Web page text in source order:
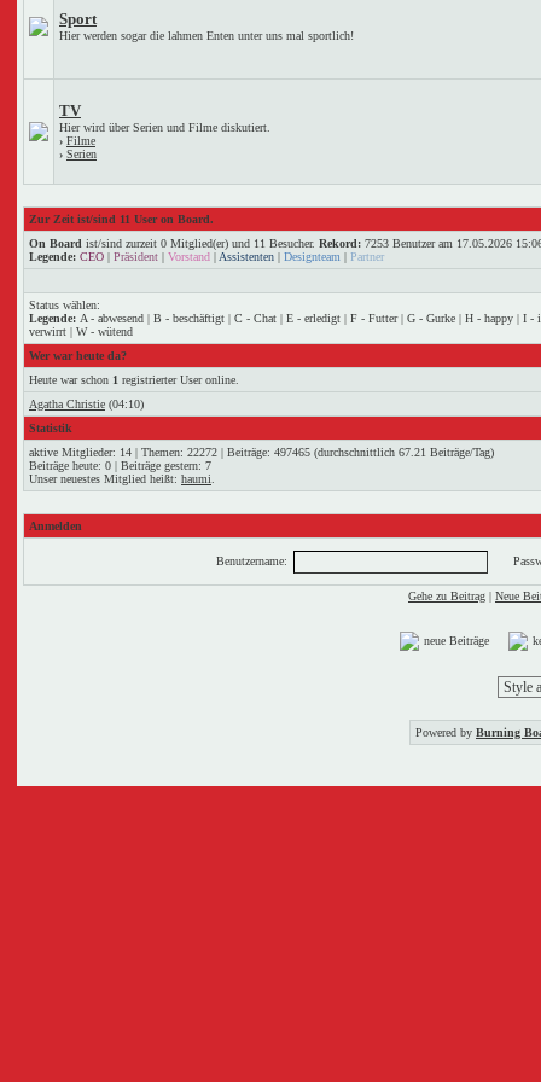
Sport
Hier werden sogar die lahmen Enten unter uns mal sportlich!
TV
Hier wird über Serien und Filme diskutiert.
› Filme
› Serien
Zur Zeit ist/sind 11 User on Board.
On Board ist/sind zurzeit 0 Mitglied(er) und 11 Besucher. Rekord: 7253 Benutzer am 17.05.2026
Legende: CEO | Präsident | Vorstand | Assistenten | Designteam | Partner
Status wählen:
Legende: A - abwesend | B - beschäftigt | C - Chat | E - erledigt | F - Futter | G - Gurke | H - happy | I
verwirrt | W - wütend
Wer war heute da?
Heute war schon 1 registrierter User online.
Agatha Christie (04:10)
Statistik
aktive Mitglieder: 14 | Themen: 22272 | Beiträge: 497465 (durchschnittlich 67.21 Beiträge/Tag)
Beiträge heute: 0 | Beiträge gestern: 7
Unser neuestes Mitglied heißt: haumi
Anmelden
Benutzername:
Gehe zu Beitrag | Neue
neue Beiträge
Powered by Burning